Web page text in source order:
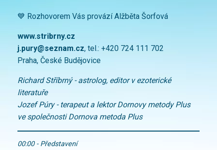
💙 Rozhovorem Vás provází Alžběta Šorfová
www.stribrny.cz
j.pury@seznam.cz, tel.: +420 724 111 702
Praha, České Budějovice
Richard Stříbrný - astrolog, editor v ezoterické
literatuře
Jozef Púry - terapeut a lektor Dornovy metody Plus
ve společnosti Dornova metoda Plus
00:00 - Představení